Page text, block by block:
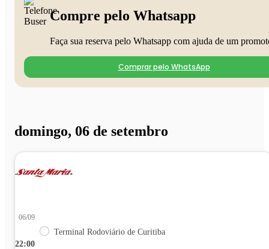
Compre pelo Whatsapp
Faça sua reserva pelo Whatsapp com ajuda de um
Comprar pelo WhatsApp
domingo, 06 de setembro
22:00
06/09
Terminal Rodoviário de Curitiba